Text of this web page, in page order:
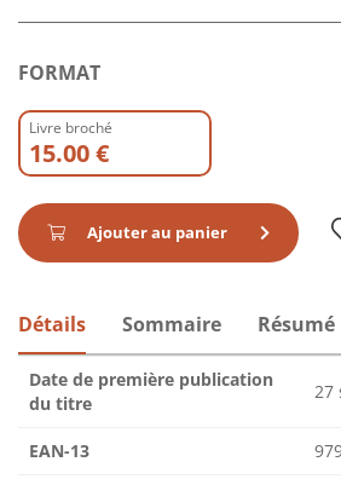
FORMAT
Livre broché
15.00 €
Ajouter au panier
Détails Sommaire Résumé
Date de première publication
du titre
27
EAN-13